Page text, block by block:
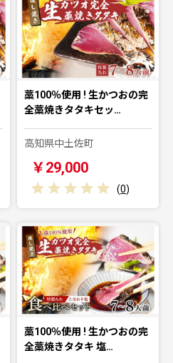
藁100％使用 ! 生かつおの完
全藁焼きタタキセッ…
高知県中土佐町
￥29,000
(0)
藁100％使用 ! 生かつおの完
全藁焼きタタキ 塩…